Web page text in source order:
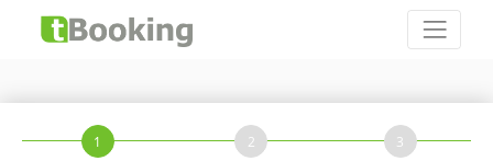
1 2 3